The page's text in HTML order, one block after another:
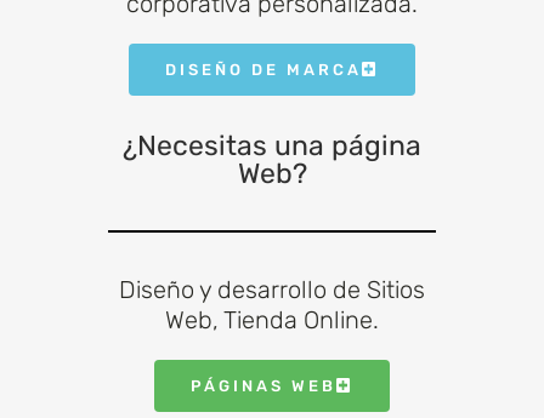
DISEÑO DE MARCA
¿Necesitas una página
Web?
Diseño y desarrollo de Sitios
Web, Tienda Online.
PÁGINAS WEB